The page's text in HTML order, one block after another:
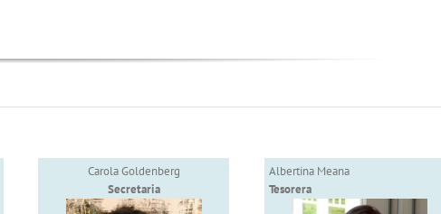
Carola Goldenberg
Secretaria
Albertina Meana
Tesorera